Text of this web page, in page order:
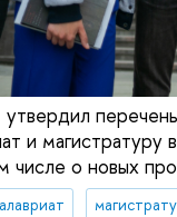
и
числе о новых